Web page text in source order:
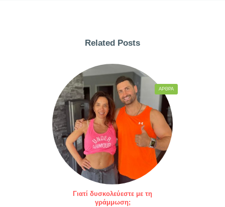
Related Posts
Γιατί δυσκολεύεστε με τη
γράμμωση;
ΆΡΘΡΑ